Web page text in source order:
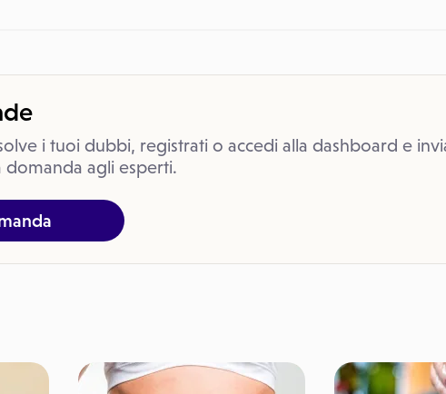
i tuoi dubbi, registrati o accedi alla dashboard e
agli esperti.